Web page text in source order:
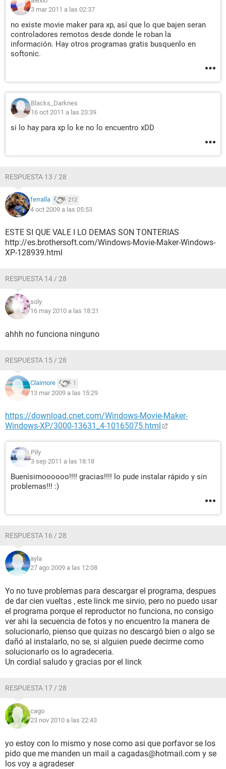
3 mar 2011 a las 02:37
no existe movie maker para xp, así que lo que bajen seran
controladores remotos desde donde le roban la
información. Hay otros programas gratis busquenlo en
softonic.
Blacks_Darknes
16 oct 2011 a las 23:39
si lo hay para xp lo ke no lo encuentro xDD
RESPUESTA 13 / 28
ferralla 212
4 oct 2009 a las 05:53
ESTE SI QUE VALE I LO DEMAS SON TONTERIAS
http://es.brothersoft.com/Windows-Movie-Maker-Windows-
XP-128939.html
RESPUESTA 14 / 28
soly
16 may 2010 a las 18:21
ahhh no funciona ninguno
RESPUESTA 15 / 28
Claimore 1
13 mar 2009 a las 15:29
https://download.cnet.com/Windows-Movie-Maker-
Windows-XP/3000-13631_4-10165075.html
Pily
3 sep 2011 a las 18:18
Buenísimoooooo!!!! gracias!!!! lo pude instalar rápido y sin
problemas!!! :)
RESPUESTA 16 / 28
ayla
27 ago 2009 a las 12:08
Yo no tuve problemas para descargar el programa, despues
de dar cien vueltas , este linck me sirvio, pero no puedo usar
el programa porque el reproductor no funciona, no consigo
ver ahi la secuencia de fotos y no encuentro la manera de
solucionarlo, pienso que quizas no descargó bien o algo se
dañó al instalarlo, no se, si alguien puede decirme como
solucionarlo os lo agradeceria.
Un cordial saludo y gracias por el linck
RESPUESTA 17 / 28
cago
23 nov 2010 a las 22:43
yo estoy con lo mismo y nose como asi que porfavor se los
pido que me manden un mail a cagadas@hotmail.com y se
los voy a agradeser